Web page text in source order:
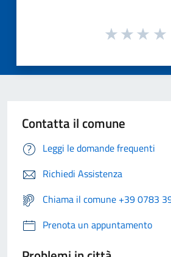
Contatta il comune
Leggi le domande frequenti
Richiedi Assistenza
Chiama il comune +39 0783
Prenota un appuntamento